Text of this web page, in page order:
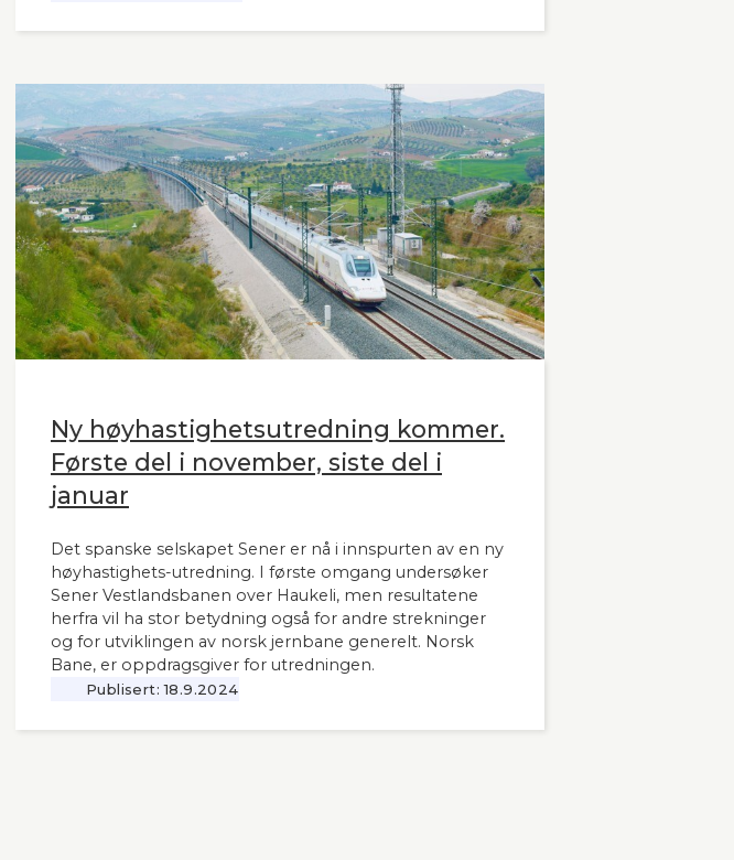
Lyntogforum Vestlandsbanen kronikken sin i Stavanger
Ny høyhastighetsutredning kommer.
Første del i november, siste del i
januar
Det spanske selskapet Sener er nå i innspurten av en ny
høyhastighets-utredning. I første omgang undersøker
Sener Vestlandsbanen over Haukeli, men resultatene
herfra vil ha stor betydning også for andre strekninger
og for utviklingen av norsk jernbane generelt. Norsk
Bane, er oppdragsgiver for utredningen.
Publisert: 18.9.2024